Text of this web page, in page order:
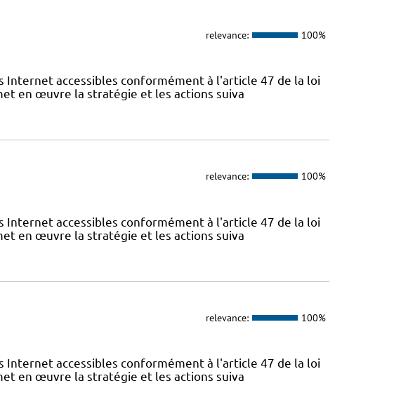
relevance: 100%
Internet accessibles conformément à l'article 47 de la loi
en œuvre la stratégie et les actions suiva
relevance: 100%
Internet accessibles conformément à l'article 47 de la loi
en œuvre la stratégie et les actions suiva
relevance: 100%
Internet accessibles conformément à l'article 47 de la loi
en œuvre la stratégie et les actions suiva